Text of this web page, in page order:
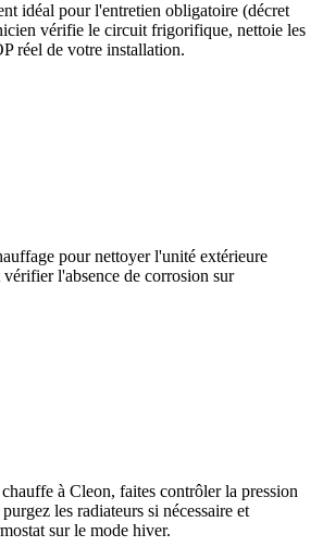
idéal pour l'entretien obligatoire (décret
vérifie le circuit frigorifique, nettoie les
réel de votre installation.
pour nettoyer l'unité extérieure
l'absence de corrosion sur
à Cleon, faites contrôler la pression
les radiateurs si nécessaire et
sur le mode hiver.